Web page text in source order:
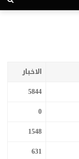
الاخبار
5844
0
1548
631